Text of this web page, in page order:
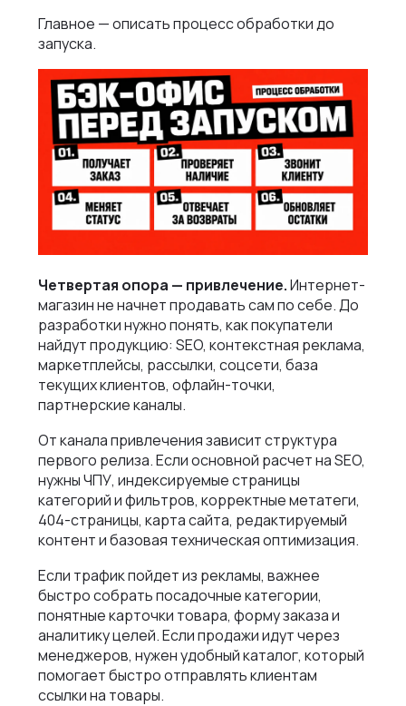
Главное — описать процесс обработки до
запуска.
Четвертая опора — привлечение.Интернет-
магазин не начнет продавать сам по себе. До
разработки нужно понять, как покупатели
найдут продукцию: SEO, контекстная реклама,
маркетплейсы, рассылки, соцсети, база
текущих клиентов, офлайн-точки,
партнерские каналы.
От канала привлечения зависит структура
первого релиза. Если основной расчет на SEO,
нужны ЧПУ, индексируемые страницы
категорий и фильтров, корректные метатеги,
404-страницы, карта сайта, редактируемый
контент и базовая техническая оптимизация.
Если трафик пойдет из рекламы, важнее
быстро собрать посадочные категории,
понятные карточки товара, форму заказа и
аналитику целей. Если продажи идут через
менеджеров, нужен удобный каталог, который
помогает быстро отправлять клиентам
ссылки на товары.